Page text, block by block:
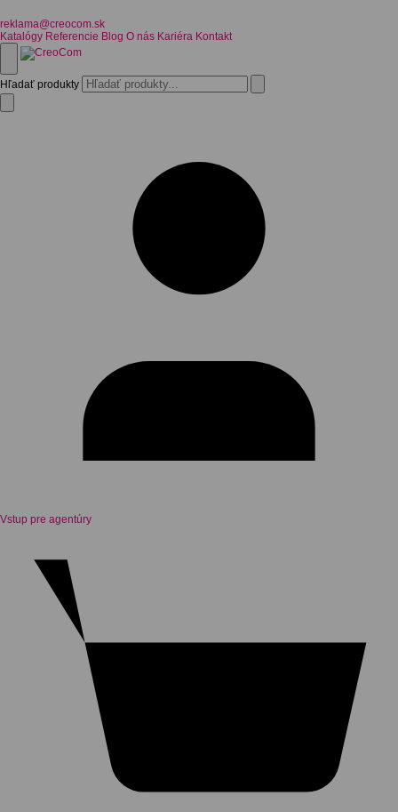
reklama@creocom.sk
Katalógy Referencie Blog O nás Kariéra Kontakt
Hľadať produkty
Vstup pre agentúry